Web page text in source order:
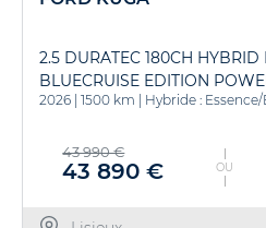
2.5 DURATEC 180CH HYBRID
BLUECRUISE EDITION
2026 1500 km Hybride :
43 990 €
43 890 € OU